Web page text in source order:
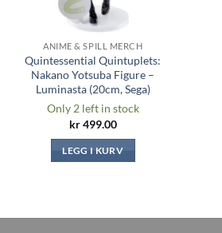
ANIME & SPILL MERCH
Quintessential Quintuplets:
Nakano Yotsuba Figure –
Luminasta (20cm, Sega)
Only 2 left in stock
kr499.00
LEGG I KURV